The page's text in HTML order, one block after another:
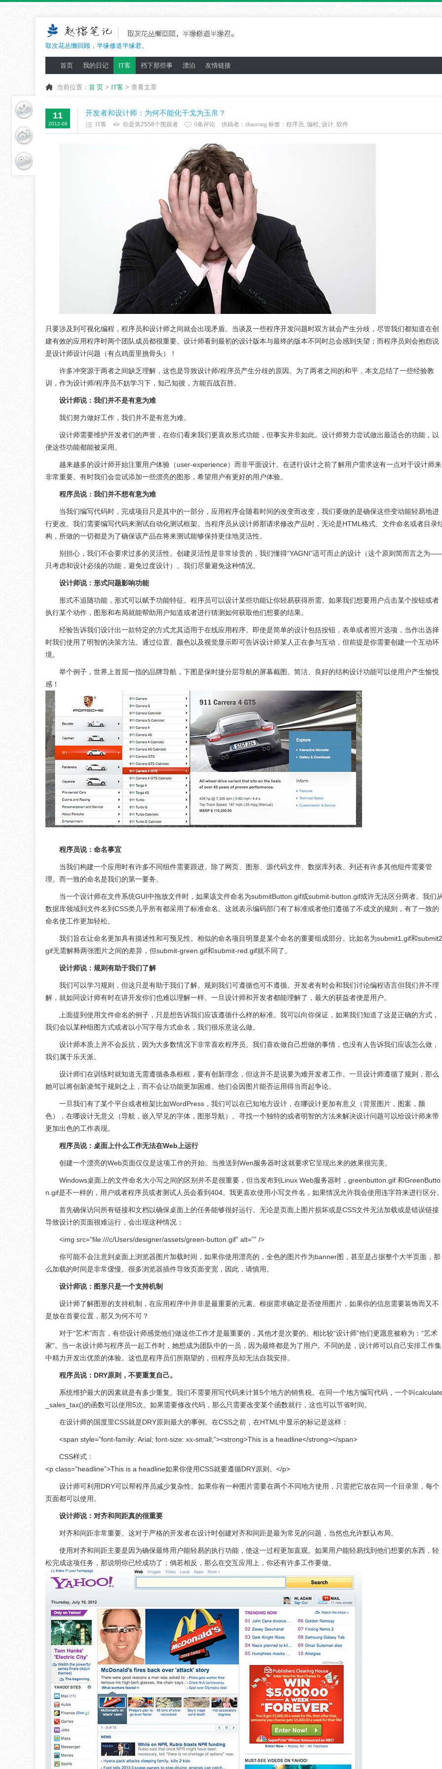
取次花丛懒回顾，半缘修道半缘君。
首页 我的日记 IT客 裆下那些事 漂泊 友情链接
当前位置： 首 页 > IT客 > 查看文章
11
2012-08
开发者和设计师：为何不能化干戈为玉帛？
IT客 你是第2558个围观者 0条评论 供稿者： zhaorong 标签： 程序员, 编程, 设计, 软件
只要涉及到可视化编程，程序员和设计师之间就会出现矛盾。当谈及一些程序开发问题时双方就会产生分歧，尽管我们都知道在创
建有效的应用程序时两个团队成员都很重要。设计师看到最初的设计版本与最终的版本不同时总会感到失望；而程序员则会抱怨说
是设计师设计问题（有点鸡蛋里挑骨头）！
许多冲突源于两者之间缺乏理解，这也是导致设计师/程序员产生分歧的原因。为了两者之间的和平，本文总结了一些经验教
训，作为设计师/程序员不妨学习下，知己知彼，方能百战百胜。
设计师说：我们并不是有意为难
我们努力做好工作，我们并不是有意为难。
设计师需要维护开发者们的声誉，在你们看来我们更喜欢形式功能，但事实并非如此。设计师努力尝试做出最适合的功能，以
便这些功能都能被采用。
越来越多的设计师开始注重用户体验（user-experience）而非平面设计。在进行设计之前了解用户需求这有一点对于设计师来
非常重要。有时我们会尝试添加一些漂亮的图形，希望用户有更好的用户体验。
程序员说：我们并不想有意为难
当我们编写代码时，完成项目只是其中的一部分，应用程序会随着时间的改变而改变，我们要做的是确保这些变动能轻易地进
行更改。我们需要编写代码来测试自动化测试框架。当程序员从设计师那请求修改产品时，无论是HTML格式、文件命名或者目录
构，所做的一切都是为了确保该产品在将来测试能够保持更佳地灵活性。
别担心，我们不会要求过多的灵活性。创建灵活性是非常珍贵的，我们懂得“YAGNI”适可而止的设计（这个原则简而言之为
只考虑和设计必须的功能，避免过度设计）。我们尽量避免这种情况。
设计师说：形式问题影响功能
形式不追随功能，形式可以赋予功能特征。程序员可以设计某些功能让你轻易获得所需。如果我们想要用户点击某个按钮或者
执行某个动作，图形和布局就能帮助用户知道或者进行猜测如何获取他们想要的结果。
经验告诉我们设计出一款特定的方式尤其适用于在线应用程序。即使是简单的设计包括按钮，表单或者照片选项，当作出选择
时我们使用了明智的决策方法。通过位置、颜色以及视觉显示即可告诉设计师某人正在参与互动，但前提是你需要创建一个互动环
境。
举个例子，世界上首屈一指的品牌导航，下图是保时捷分层导航的屏幕截图。简洁、良好的结构设计功能可以使用户产生愉悦
感！
程序员说：命名事宜
当我们构建一个应用时有许多不同组件需要跟进。除了网页、图形、源代码文件、数据库列表、列还有许多其他组件需要管
理。而一致的命名是我们的第一要务。
当一个设计师在文件系统GUI中拖放文件时，如果该文件命名为submitButton.gif或submit-button.gif或许无法区分两者。我们
数据库领域到文件名到CSS类几乎所有都采用了标准命名。这就表示编码部门有了标准或者他们遵循了不成文的规则，有了一致的
命名使工作更加轻松。
我们旨在让命名更加具有描述性和可预见性。相似的命名项目明显是某个命名的重要组成部分。比如名为submit1.gif和
gif无需解释两张图片之间的差异，但submit-green.gif和submit-red.gif就不同了。
设计师说：规则有助于我们了解
我们可以学习规则，但这只是有助于我们了解。规则我们可遵循也可不遵循。开发者有时会和我们讨论编程语言但我们并不理
解，就如同设计师有时在讲开发你们也难以理解一样。一旦设计师和开发者都能理解了，最大的获益者便是用户。
上面提到使用文件命名的例子，只是想告诉我们应该遵循什么样的标准。我可以向你保证，如果我们知道了这是正确的方式，
我们会以某种组图方式或者以小写字母方式命名，我们很乐意这么做。
设计师本质上并不会反抗，因为大多数情况下非常喜欢程序员。我们喜欢做自己想做的事情，也没有人告诉我们应该怎么做，
我们属于乐天派。
设计师们在训练时就知道无需遵循条条框框，要有创新理念，但这并不是说要为难开发者工作。一旦设计师遵循了规则，那么
她可以将创新凌驾于规则之上，而不会让功能更加困难。他们会因图片能否运用得当而起争论。
一旦我们有了某个平台或者框架比如WordPress，我们可以在已知地方设计，在哪设计更加有意义（背景图片，图案，颜
色），在哪设计无意义（导航，嵌入罕见的字体，图形导航）。寻找一个独特的或者明智的方法来解决设计问题可以给设计师来带
更加出色的工作表现。
程序员说：桌面上什么工作无法在Web上运行
创建一个漂亮的Web页面仅仅是这项工作的开始。当推送到Wen服务器时这就要求它呈现出来的效果很完美。
Windows桌面上的文件命名大小写之间的区别并不是很重要，但当发布到Linux Web服务器时，greenbutton.gif 和GreenButto
n.gif是不一样的，用户或者程序员或者测试人员会看到404。我更喜欢使用小写文件名，如果情况允许我会使用连字符来进行区分
首先确保访问所有链接和文档以确保桌面上的任务能够很好运行。无论是页面上图片损坏或是CSS文件无法加载或是错误链接
导致设计的页面很难运行，会出现这种情况：
<img src=”file:///c/Users/designer/assets/green-button.gif” alt=”” />
你可能不会注意到桌面上浏览器图片加载时间，如果你使用漂亮的，全色的图片作为banner图，甚至是占据整个大半页面，那
么加载的时间是非常缓慢。很多浏览器插件导致页面变宽，因此，请慎用。
设计师说：图形只是一个支持机制
设计师了解图形的支持机制，在应用程序中并非是最重要的元素。根据需求确定是否使用图片，如果你的信息需要装饰而又不
是放在首要位置，那又为何不可？
对于“艺术”而言，有些设计师感觉他们做这些工作才是最重要的，其他才是次要的。相比较“设计师”他们更愿意被称为：“艺术
家”。当一名设计师与程序员一起工作时，她想成为团队中的一员，因为最终都是为了用户。不同的是，设计师可以自己安排工作集
中精力开发出优质的体验。这也是程序员们所期望的，但程序员却无法自我安排。
程序员说：DRY原则，不要重复自己。
系统维护最大的因素就是有多少重复。我们不需要用写代码来计算5个地方的销售税。在同一个地方编写代码，一个叫
_sales_tax()的函数可以使用5次。如果需要修改代码，那么只需要改变某个函数就行，这也可以节省时间。
在设计师的国度里CSS就是DRY原则最大的事例。在CSS之前，在HTML中显示的标记是这样：
<span style=”font-family: Arial; font-size: xx-small;”><strong>This is a headline</strong></span>
CSS样式：
<p class=”headline”>This is a headline如果你使用CSS就要遵循DRY原则。</p>
设计师可利用DRY可以帮程序员减少复杂性。如果你有一种图片需要在两个不同地方使用，只需把它放在同一个目录里，每个
页面都可以使用。
设计师说：对齐和间距真的很重要
对齐和间距非常重要。这对于严格的开发者在设计时创建对齐和间距是最为常见的问题，当然也允许默认布局。
使用对齐和间距主要是因为确保最终用户能轻易的执行功能，使这一过程更加直观。如果用户能轻易找到他们想要的东西，轻
松完成这项任务，那说明你已经成功了；倘若相反，那么在交互应用上，你还有许多工作要做。